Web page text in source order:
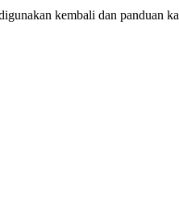
kembali dan panduan